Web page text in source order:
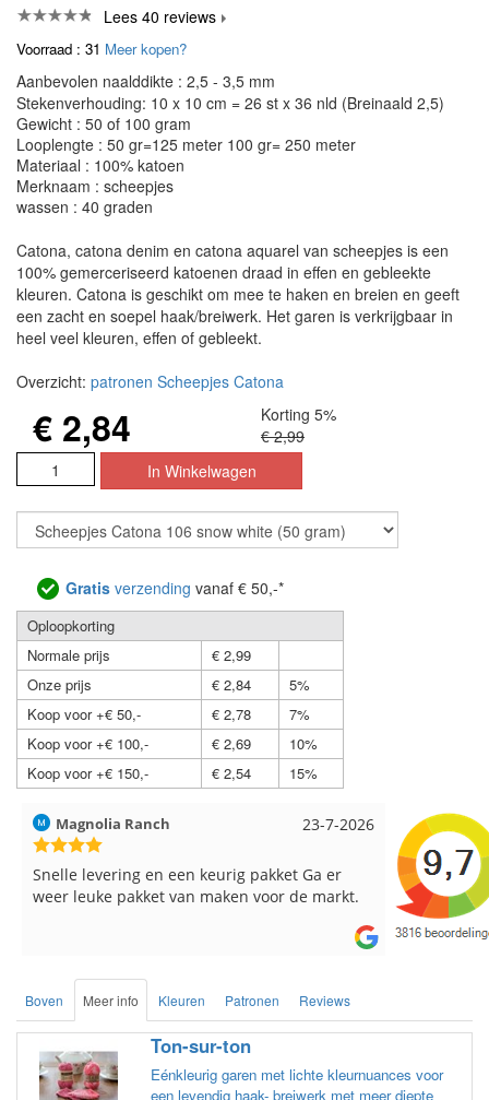
Lees 40 reviews
Voorraad : 31 Meer kopen?
Aanbevolen naalddikte : 2,5 - 3,5 mm
Stekenverhouding: 10 x 10 cm = 26 st x 36 nld (Breinaald 2,5)
Gewicht : 50 of 100 gram
Looplengte : 50 gr=125 meter 100 gr= 250 meter
Materiaal : 100% katoen
Merknaam : scheepjes
wassen : 40 graden
Catona, catona denim en catona aquarel van scheepjes is een
100% gemerceriseerd katoenen draad in effen en gebleekte
kleuren. Catona is geschikt om mee te haken en breien en geeft
een zacht en soepel haak/breiwerk. Het garen is verkrijgbaar in
heel veel kleuren, effen of gebleekt.
Overzicht: patronen Scheepjes Catona
€ 2,84
Korting 5%
€ 2,99
Gratis verzending vanaf € 50,-*
Oploopkorting
Normale prijs
€ 2,99
Onze prijs
€ 2,84
5%
Koop voor +€ 50,-
€ 2,78
7%
Koop voor +€ 100,-
€ 2,69
10%
Koop voor +€ 150,-
€ 2,54 15%
17-7-2026
Hilde uit Loyers
Reeds meerdere keren breigaren en
breinaalden besteld, altijd heel tevreden over
Loes uit
Snelle
Boven Meer info Kleuren Patronen Reviews
Ton-sur-ton
Eénkleurig garen met lichte kleurnuances voor
een levendig haak- breiwerk met meer diepte